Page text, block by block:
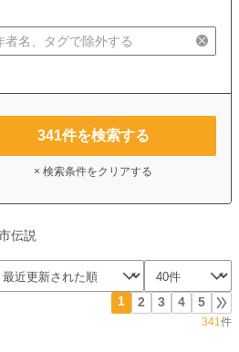
341件を検索する
× 検索条件をクリアする
伝説
1 2 3 4 5
341件